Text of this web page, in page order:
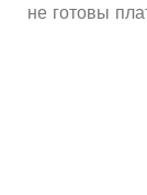
не готовы